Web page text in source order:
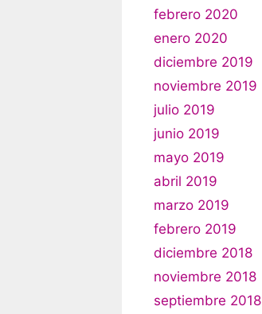
febrero 2020
enero 2020
diciembre 2019
noviembre 2019
julio 2019
junio 2019
mayo 2019
abril 2019
marzo 2019
febrero 2019
diciembre 2018
noviembre 2018
septiembre 2018